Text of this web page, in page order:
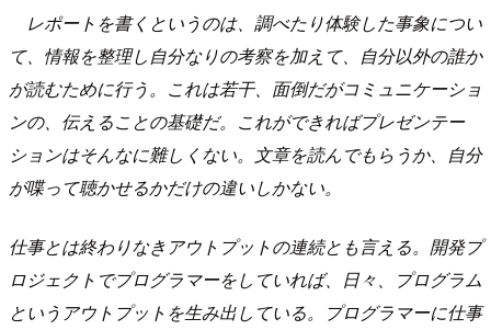
レポートを書くというのは、調べたり体験した事象につい
て、情報を整理し自分なりの考察を加えて、自分以外の誰か
が読むために行う。これは若干、面倒だがコミュニケーショ
ンの、伝えることの基礎だ。これができればプレゼンテー
ションはそんなに難しくない。文章を読んでもらうか、自分
が喋って聴かせるかだけの違いしかない。
仕事とは終わりなきアウトプットの連続とも言える。開発プ
ロジェクトでプログラマーをしていれば、日々、プログラム
というアウトプットを生み出している。プログラマーに仕事